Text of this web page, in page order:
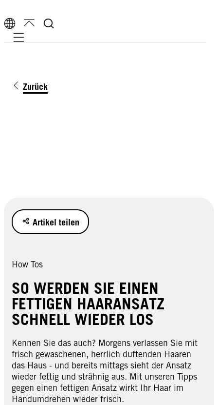
Mobile navigation
Zurück
Artikel teilen
How Tos
SO WERDEN SIE EINEN
FETTIGEN HAARANSATZ
SCHNELL WIEDER LOS
Kennen Sie das auch? Morgens verlassen Sie mit
frisch gewaschenen, herrlich duftenden Haaren
das Haus - und bereits mittags sieht der Ansatz
wieder fettig und strähnig aus. Mit unseren Tipps
gegen einen fettigen Ansatz wirkt Ihr Haar im
Handumdrehen wieder frisch.